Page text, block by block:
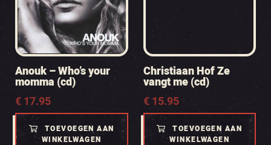
Anouk – Who’s your
momma (cd)
€17.95
TOEVOEGEN AAN
WINKELWAGEN
Christiaan Hof Ze
vangt me (cd)
€15.95
TOEVOEGEN AAN
WINKELWAGEN